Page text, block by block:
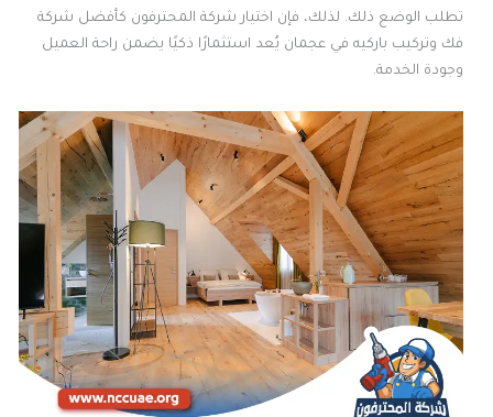
تطلب الوضع ذلك. لذلك، فإن اختيار شركة المحترفون كأفضل شركة
فك وتركيب باركيه في عجمان يُعد استثمارًا ذكيًا يضمن راحة العميل
وجودة الخدمة.